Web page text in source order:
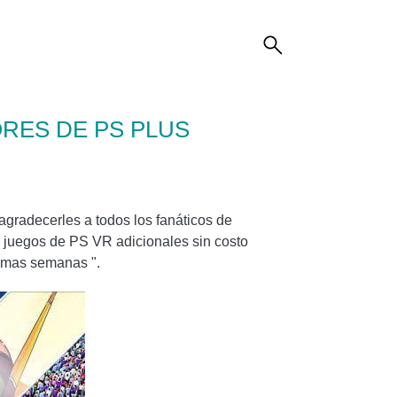
DE PS PLUS
a todos los fanáticos de
de PS VR adicionales sin costo
semanas ".